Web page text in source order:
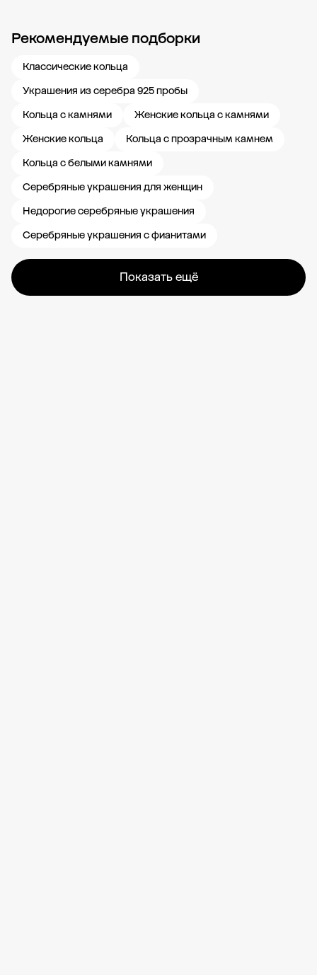
Рекомендуемые подборки
Классические кольца
Украшения из серебра 925 пробы
Кольца с камнями
Женские кольца с камнями
Женские кольца
Кольца с прозрачным камнем
Кольца с белыми камнями
Серебряные украшения для женщин
Недорогие серебряные украшения
Серебряные украшения с фианитами
Показать ещё
Новости компании Журнал ЗОЛОТОЙ Блог